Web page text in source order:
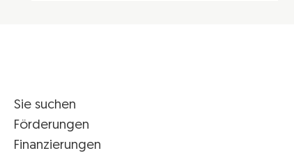
Sie suchen
Förderungen
Finanzierungen